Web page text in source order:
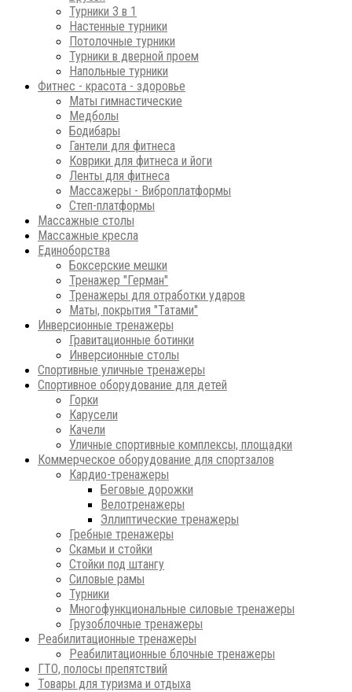
Турники 3 в 1
Настенные турники
Потолочные турники
Турники в дверной проем
Напольные турники
Фитнес - красота - здоровье
Маты гимнастические
Медболы
Бодибары
Гантели для фитнеса
Коврики для фитнеса и йоги
Ленты для фитнеса
Массажеры - Виброплатформы
Степ-платформы
Массажные столы
Массажные кресла
Единоборства
Боксерские мешки
Тренажер "Герман"
Тренажеры для отработки ударов
Маты, покрытия "Татами"
Инверсионные тренажеры
Гравитационные ботинки
Инверсионные столы
Спортивные уличные тренажеры
Спортивное оборудование для детей
Горки
Карусели
Качели
Уличные спортивные комплексы, площадки
Коммерческое оборудование для спортзалов
Кардио-тренажеры
Беговые дорожки
Велотренажеры
Эллиптические тренажеры
Гребные тренажеры
Скамьи и стойки
Стойки под штангу
Силовые рамы
Турники
Многофункциональные силовые тренажеры
Грузоблочные тренажеры
Реабилитационные тренажеры
Реабилитационные блочные тренажеры
ГТО, полосы препятствий
Товары для туризма и отдыха